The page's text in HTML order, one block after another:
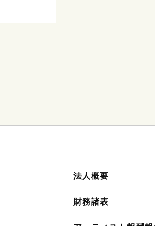
法人概要
財務諸表